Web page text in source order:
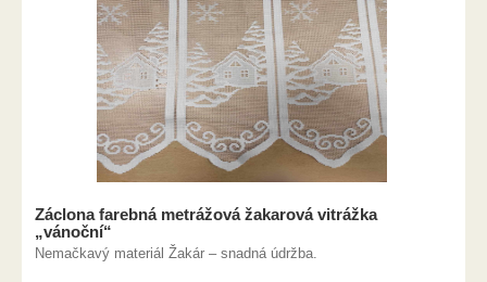
Záclona farebná metrážová žakarová vitrážka
„vánoční“
Nemačkavý materiál Žakár – snadná údržba.